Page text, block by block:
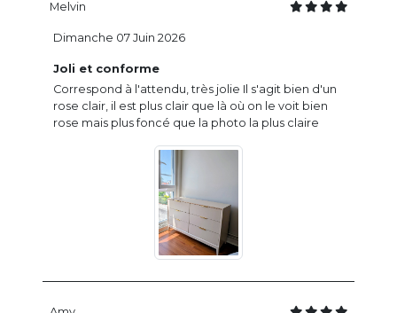
Melvin
Joli et conforme
Correspond à l'attendu, très jolie Il s'agit bien d'un
rose clair, il est plus clair que là où on le voit bien
rose mais plus foncé que la photo la plus claire
Dimanche 07 Juin 2026